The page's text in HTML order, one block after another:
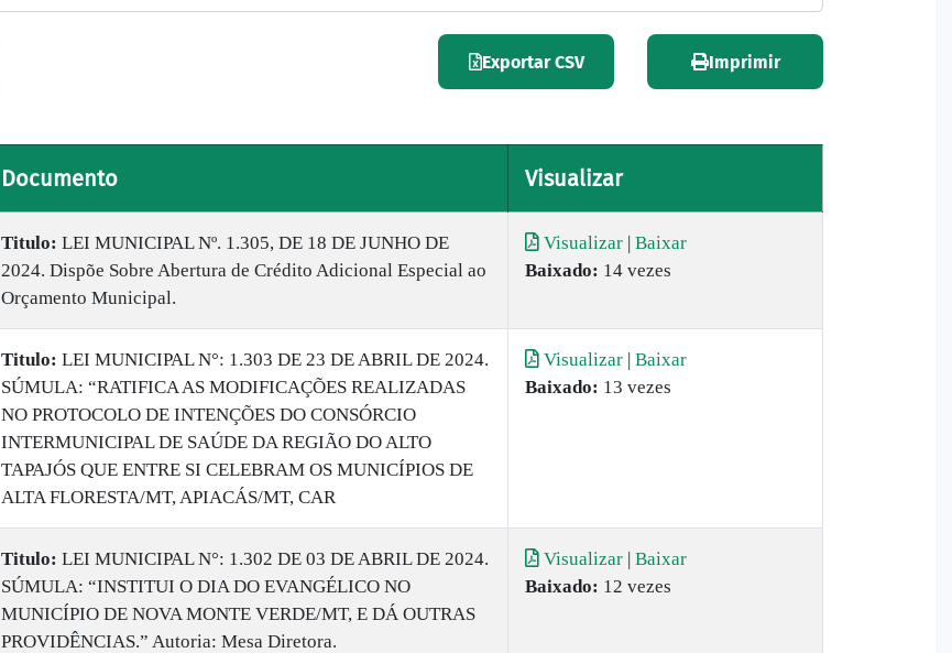
Exportar CSV Imprimir
Documento Visualizar
Titulo: ​LEI MUNICIPAL Nº. 1.305, DE 18 DE JUNHO DE
2024. Dispõe Sobre Abertura de Crédito Adicional Especial ao
Orçamento Municipal.
Visualizar | Baixar
Baixado: 14 vezes
Titulo: LEI MUNICIPAL N°: 1.303 DE 23 DE ABRIL DE 2024.
SÚMULA: “RATIFICA AS MODIFICAÇÕES REALIZADAS
NO PROTOCOLO DE INTENÇÕES DO CONSÓRCIO
INTERMUNICIPAL DE SAÚDE DA REGIÃO DO ALTO
TAPAJÓS QUE ENTRE SI CELEBRAM OS MUNICÍPIOS DE
ALTA FLORESTA/MT, APIACÁS/MT, CAR
Visualizar | Baixar
Baixado: 13 vezes
Titulo: LEI MUNICIPAL N°: 1.302 DE 03 DE ABRIL DE 2024.
SÚMULA: “INSTITUI O DIA DO EVANGÉLICO NO
MUNICÍPIO DE NOVA MONTE VERDE/MT, E DÁ OUTRAS
PROVIDÊNCIAS.” Autoria: Mesa Diretora.
Visualizar | Baixar
Baixado: 12 vezes